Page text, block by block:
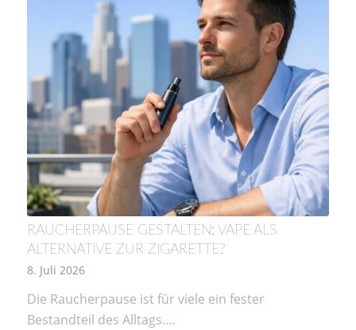
RAUCHERPAUSE GESTALTEN: VAPE ALS
ALTERNATIVE ZUR ZIGARETTE?
8. Juli 2026
Die Raucherpause ist für viele ein fester
Bestandteil des Alltags.…